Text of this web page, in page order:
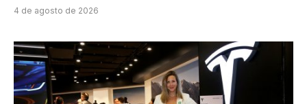
4 de agosto de 2026